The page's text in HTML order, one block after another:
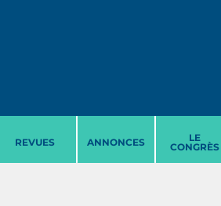
REVUES ANNONCES
LE
CONGRÈS